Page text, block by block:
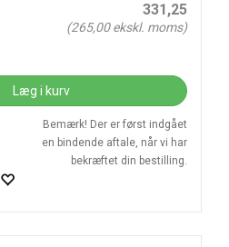
331,25
(265,00ekskl. moms)
Læg i kurv
Bemærk! Der er først indgået
en bindende aftale, når vi har
bekræftet din bestilling.